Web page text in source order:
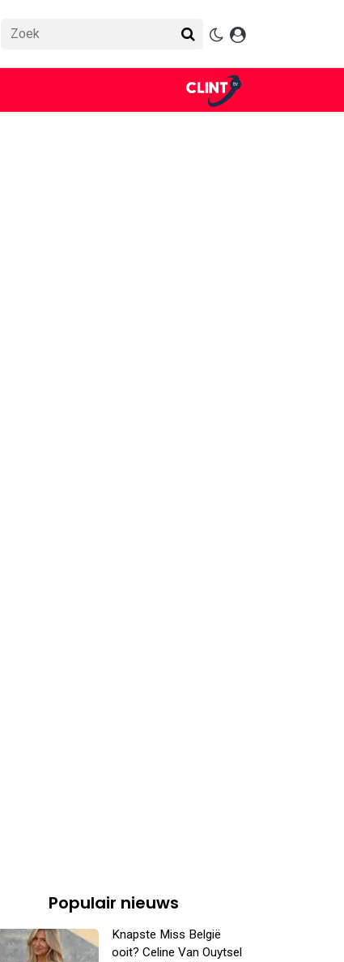
Populair nieuws
Knapste Miss België
ooit? Celine Van Ouytsel